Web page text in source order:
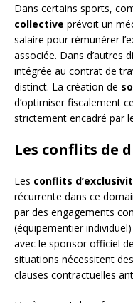
Dans certains sports,
collective prévoit un
salaire pour rémunérer
associée. Dans d’autres
intégrée au contrat de
distinct. La création de
d’optimiser fiscalement
strictement encadré par
Les conflits de
Les conflits
récurrente dans ce
par des engagements
(équipementier
avec le sponsor officiel
situations nécessitent
clauses contractuelles